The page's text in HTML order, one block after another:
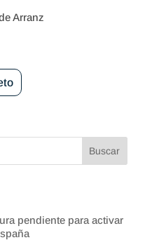
Arranz
pendiente para activar